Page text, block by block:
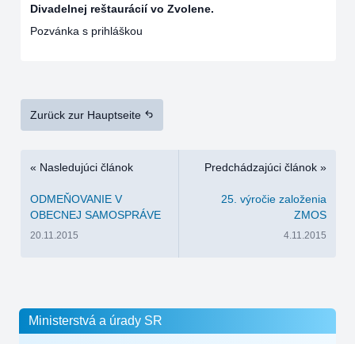
Ministerstvá a úrady SR
Divadelnej reštaurácií vo Zvolene.
Pozvánka s prihláškou
Zurück zur Hauptseite
« Nasledujúci článok
ODMEŇOVANIE V
OBECNEJ SAMOSPRÁVE
20.11.2015
Predchádzajúci článok »
25. výročie založenia
ZMOS
4.11.2015